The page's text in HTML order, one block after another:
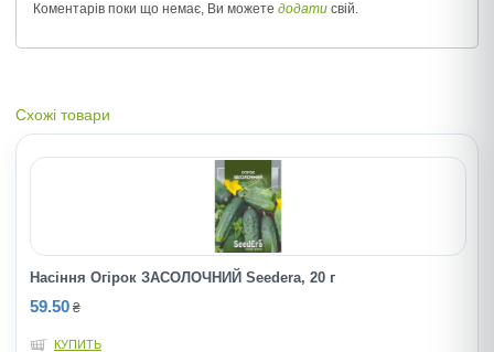
Коментарів поки що немає, Ви можете додати свій.
Схожі товари
Насіння Огірок ЗАСОЛОЧНИЙ Seedera, 20 г
59.50 ₴
КУПИТЬ